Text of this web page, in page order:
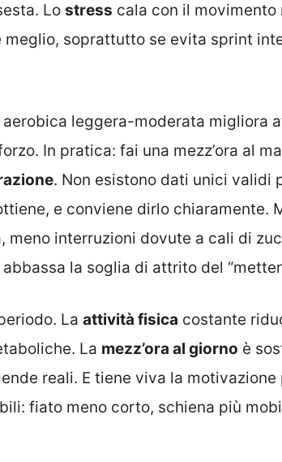
Lo stress cala con il movimento
soprattutto se evita sprint
aerobica leggera-moderata migliora
In pratica: fai una mezz’ora al
. Non esistono dati unici validi
e conviene dirlo chiaramente.
meno interruzioni dovute a cali di
la soglia di attrito del
La attività fisica costante
La mezz’ora al giorno è
reali. E tiene viva la motivazione
fiato meno corto, schiena più